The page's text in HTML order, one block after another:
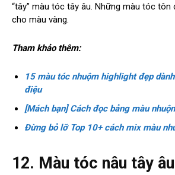
“tây” màu tóc tây âu. Những màu tóc tôn
cho màu vàng.
Tham khảo thêm:
15 màu tóc nhuộm highlight đẹp
điệu
[Mách bạn] Cách đọc bảng màu
Đừng bỏ lỡ Top 10+ cách mix màu
12. Màu tóc nâu tây âu